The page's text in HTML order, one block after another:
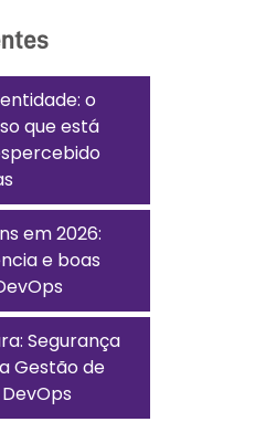
o
que está
em 2026:
e boas
Segurança
Gestão de